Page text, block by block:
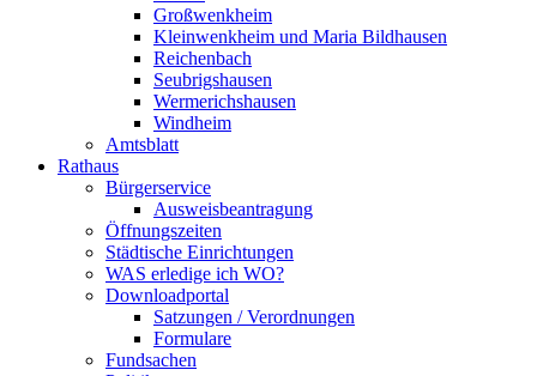
Großwenkheim
Kleinwenkheim und Maria Bildhausen
Reichenbach
Seubrigshausen
Wermerichshausen
Windheim
Amtsblatt
Rathaus
Bürgerservice
Ausweisbeantragung
Öffnungszeiten
Städtische Einrichtungen
WAS erledige ich WO?
Downloadportal
Satzungen / Verordnungen
Formulare
Fundsachen